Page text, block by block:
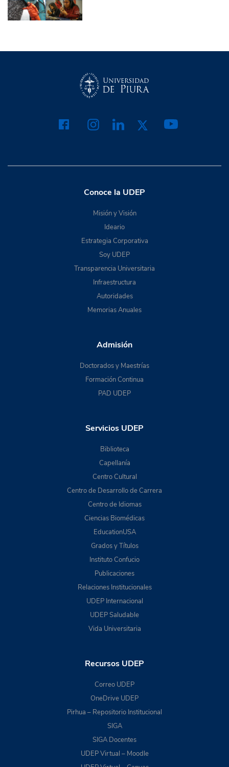
Conoce la UDEP
Misión y Visión
Ideario
Estrategia Corporativa
Soy UDEP
Transparencia Universitaria
Infraestructura
Autoridades
Memorias Anuales
Admisión
Doctorados y Maestrías
Formación Continua
PAD UDEP
Servicios UDEP
Biblioteca
Capellanía
Centro Cultural
Centro de Desarrollo de Carrera
Centro de Idiomas
Ciencias Biomédicas
EducationUSA
Grados y Títulos
Instituto Confucio
Publicaciones
Relaciones Institucionales
UDEP Internacional
UDEP Saludable
Vida Universitaria
Recursos UDEP
Correo UDEP
OneDrive UDEP
Pirhua – Repositorio Institucional
SIGA
SIGA Docentes
UDEP Virtual – Moodle